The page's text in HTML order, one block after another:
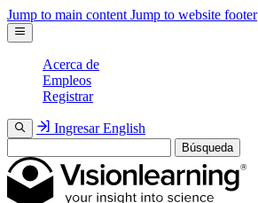
Jump to main content Jump to website footer
Acerca de
Empleos
Registrar
Ingresar English
Búsqueda